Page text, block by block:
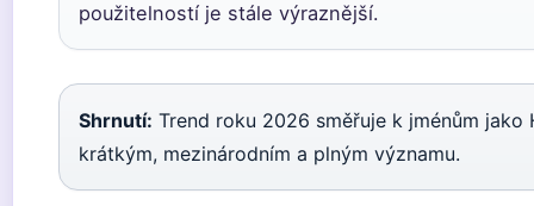
použitelností je stále výraznější.
Shrnutí: Trend roku 2026 směřuje k jménům jako
krátkým, mezinárodním a plným významu.